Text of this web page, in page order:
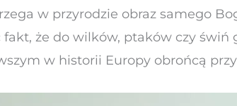
w przyrodzie obraz samego
że do wilków, ptaków czy świń
w historii Europy obrońcą